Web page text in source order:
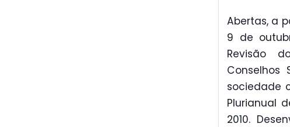
Abertas, a
9 de
Revisão
Conselhos
sociedade
Plurianual
2010.